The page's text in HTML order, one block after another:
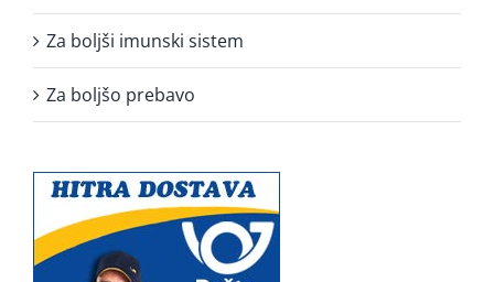
Za boljši imunski sistem
Za boljšo prebavo